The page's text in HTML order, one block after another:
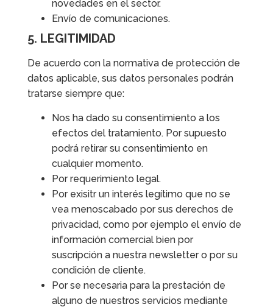
novedades en el sector.
Envío de comunicaciones.
5. LEGITIMIDAD
De acuerdo con la normativa de protección de
datos aplicable, sus datos personales podrán
tratarse siempre que:
Nos ha dado su consentimiento a los
efectos del tratamiento. Por supuesto
podrá retirar su consentimiento en
cualquier momento.
Por requerimiento legal.
Por exisitr un interés legítimo que no se
vea menoscabado por sus derechos de
privacidad, como por ejemplo el envío de
información comercial bien por
suscripción a nuestra newsletter o por su
condición de cliente.
Por se necesaria para la prestación de
alguno de nuestros servicios mediante